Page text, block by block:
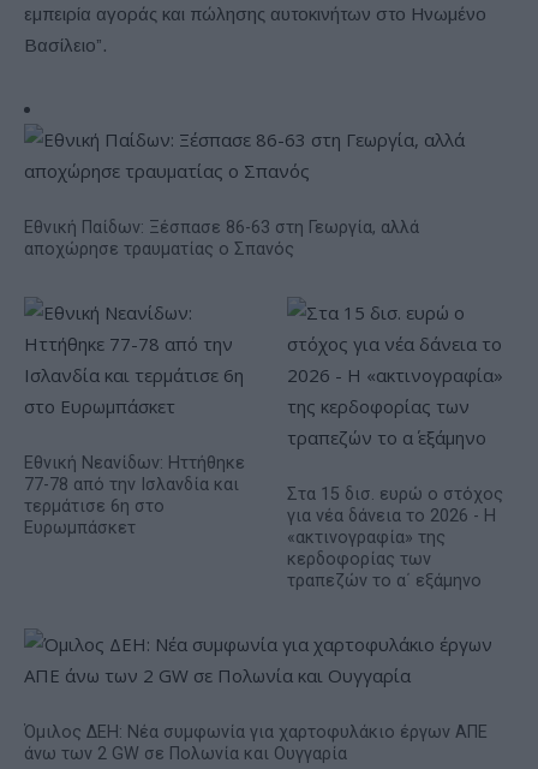
εμπειρία αγοράς και πώλησης αυτοκινήτων στο Ηνωμένο
Βασίλειο”.
Εθνική Παίδων: Ξέσπασε 86-63 στη Γεωργία, αλλά
αποχώρησε τραυματίας ο Σπανός
Εθνική Νεανίδων: Ηττήθηκε
77-78 από την Ισλανδία και
τερμάτισε 6η στο
Ευρωμπάσκετ
Στα 15 δισ. ευρώ ο στόχος
για νέα δάνεια το 2026 - Η
«ακτινογραφία» της
κερδοφορίας των
τραπεζών το α΄ εξάμηνο
Όμιλος ΔΕΗ: Νέα συμφωνία για χαρτοφυλάκιο έργων ΑΠΕ
άνω των 2 GW σε Πολωνία και Ουγγαρία